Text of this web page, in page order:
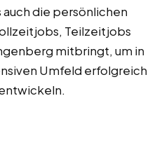
auch die persönlichen
Teilzeitjobs
mitbringt, um in
Umfeld erfolgreich